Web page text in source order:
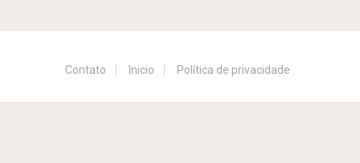
Contato Inicio Política de privacidade